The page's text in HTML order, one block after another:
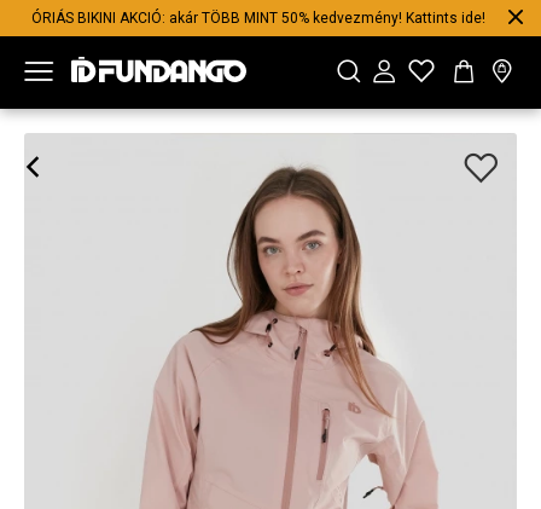
ÓRIÁS BIKINI AKCIÓ: akár TÖBB MINT 50% kedvezmény! Kattints ide!